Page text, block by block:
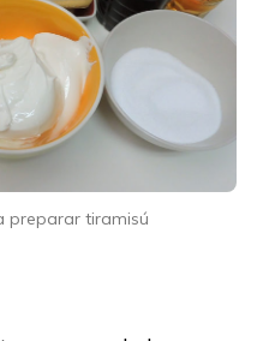
preparar tiramisú